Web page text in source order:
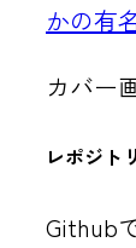
かの有
カバー
レポジトリ
Github